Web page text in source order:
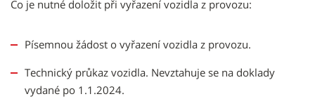
Co je nutné doložit při vyřazení vozidla z provozu:
Písemnou žádost o vyřazení vozidla z provozu.
Technický průkaz vozidla. Nevztahuje se na doklady
vydané po 1.1.2024.